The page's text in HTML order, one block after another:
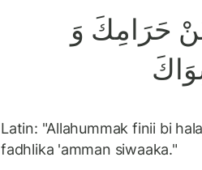
حَرَامِكَ وَ
Latin: "Allahummak finii bi
fadhlika 'amman siwaaka."